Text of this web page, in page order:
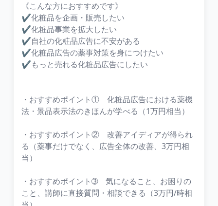
《こんな方におすすめです》
✔化粧品を企画・販売したい
✔化粧品事業を拡大したい
✔自社の化粧品広告に不安がある
✔化粧品広告の薬事対策を身につけたい
✔もっと売れる化粧品広告にしたい
・おすすめポイント① 化粧品広告における薬機
法・景品表示法のきほんが学べる（1万円相当）
・おすすめポイント② 改善アイディアが得られ
る（薬事だけでなく、広告全体の改善、3万円相
当）
・おすすめポイント➂ 気になること、お困りの
こと、講師に直接質問・相談できる（3万円/時相